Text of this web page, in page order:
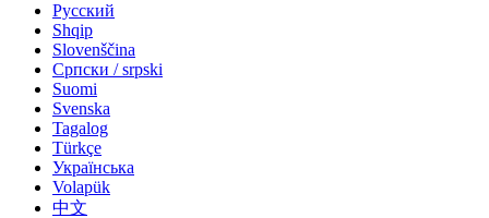
Русский
Shqip
Slovenščina
Српски / srpski
Suomi
Svenska
Tagalog
Türkçe
Українська
Volapük
中文